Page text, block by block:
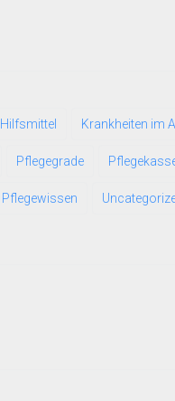
Hilfsmittel Krankheiten im
Pflegegrade
Pflegewissen